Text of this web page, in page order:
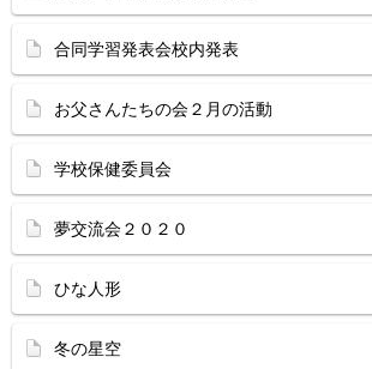
合同学習発表会校内発表
お父さんたちの会２月の活動
学校保健委員会
夢交流会２０２０
ひな人形
冬の星空